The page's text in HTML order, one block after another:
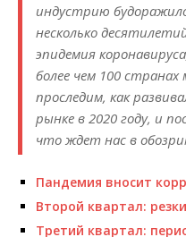
индустрию
несколько
эпидемия
более чем 100
проследим, как
рынке в 2020 году, и
что ждет нас в
Пандемия вносит
Второй квартал:
Третий квартал: